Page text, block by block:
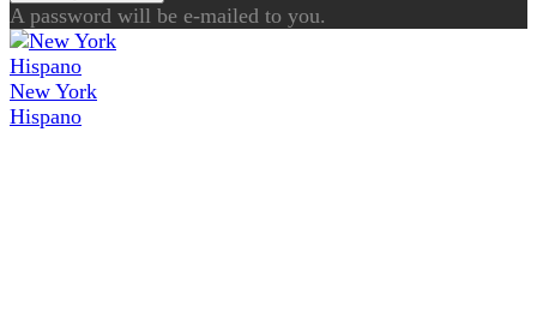
A password will be e-mailed to you.
New York
Hispano